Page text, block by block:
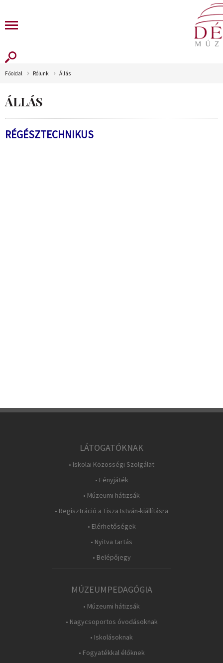
Főoldal Rólunk Állás
ÁLLÁS
RÉGÉSZTECHNIKUS
LÁTOGATÓKNAK
• Iskolai Közösségi Szolgálat
• Fényjáték
• Múzeumi hátizsák
• Regisztráció a Tisza István-kiállításra
• Elérhetőségek
• Nyitva tartás
• Belépőjegy
MÚZEUMPEDAGÓGIA
• Múzeumi hátizsák
• Nagycsoportos óvodásoknak
• Iskolásoknak
• Fogyatékkal élőknek